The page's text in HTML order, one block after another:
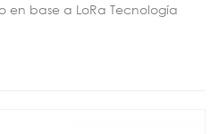
en base a LoRa Tecnología
principios electroquímicos
de dióxido de azufre y la